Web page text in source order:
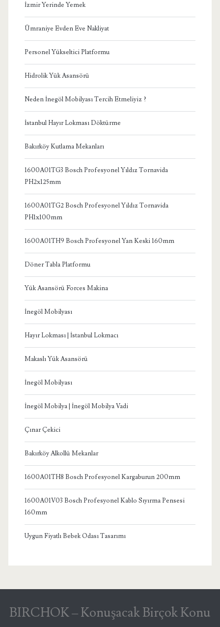
İzmir Yerinde Yemek
Ümraniye Evden Eve Nakliyat
Personel Yükseltici Platformu
Hidrolik Yük Asansörü
Neden İnegöl Mobilyası Tercih Etmeliyiz ?
İstanbul Hayır Lokması Döktürme
Bakırköy Kutlama Mekanları
1600A01TG3 Bosch Profesyonel Yıldız Tornavida
PH2x125mm
1600A01TG2 Bosch Profesyonel Yıldız Tornavida
PH1x100mm
1600A01TH9 Bosch Profesyonel Yan Keski 160mm
Döner Tabla Platformu
Yük Asansörü Forces Makina
İnegöl Mobilyası
Hayır Lokması | İstanbul Lokmacı
Makaslı Yük Asansörü
İnegöl Mobilyası
İnegöl Mobilya | İnegöl Mobilya Vadi
Çınar Çekici
Bakırköy Alkollü Mekanlar
1600A01TH8 Bosch Profesyonel Kargaburun 200mm
1600A01V03 Bosch Profesyonel Kablo Sıyırma Pensesi
160mm
Uygun Fiyatlı Bebek Odası Tasarımı
BIRCHOK – Konuşacak Birçok Konu